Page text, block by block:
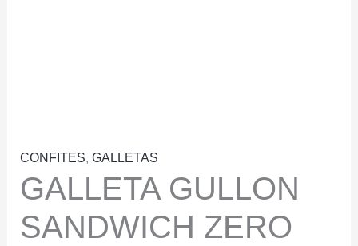
CONFITES, GALLETAS
GALLETA GULLON
SANDWICH ZERO